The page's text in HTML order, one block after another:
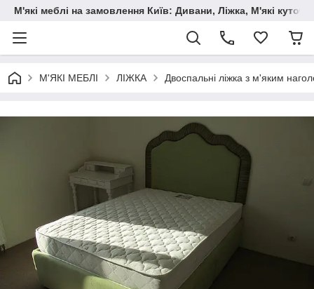
М'які меблі на замовлення Київ: Дивани, Ліжка, М'які
М'ЯКІ МЕБЛІ ЛІЖКА Двоспальні ліжка з м'яким